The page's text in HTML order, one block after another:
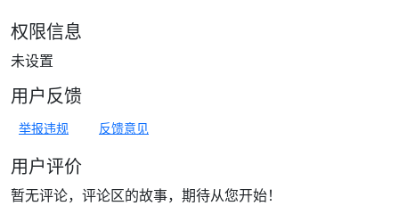
权限信息
未设置
用户反馈
举报违规 反馈意见
用户评价
暂无评论，评论区的故事，期待从您开始！